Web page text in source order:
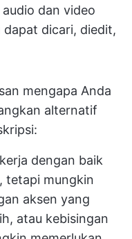
dan video
dicari, diedit,
mengapa Anda
alternatif
dengan baik
tetapi mungkin
aksen yang
atau kebisingan